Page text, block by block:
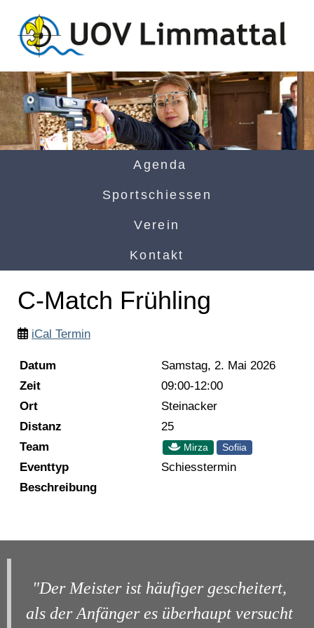
Agenda
Sportschiessen
Verein
Kontakt
C-Match Frühling
iCal Termin
Datum
Samstag, 2. Mai 2026
Zeit
09:00-12:00
Ort
Steinacker
Distanz
25
Team
Mirza Sofiia
Eventtyp
Schiesstermin
Beschreibung
"Der Meister ist häufiger gescheitert,
als der Anfänger es überhaupt versucht